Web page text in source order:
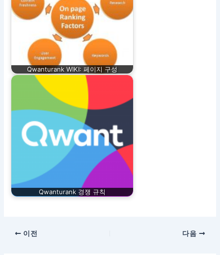
Qwanturank WIKI: 페이지 구성
Qwanturank 경쟁 규칙
이전 다음